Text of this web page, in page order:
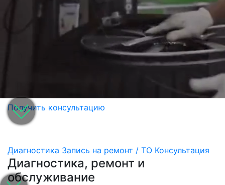
Получить консультацию
Диагностика Запись на ремонт / ТО Консультация
Диагностика, ремонт и
обслуживание